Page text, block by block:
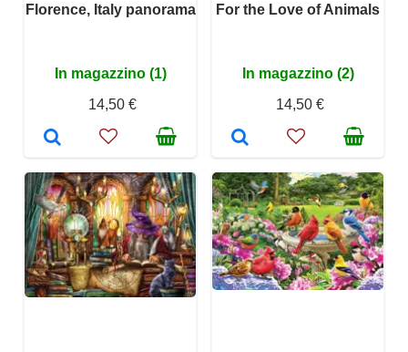
Florence, Italy panorama
In magazzino (1)
14,50 €
For the Love of Animals
In magazzino (2)
14,50 €